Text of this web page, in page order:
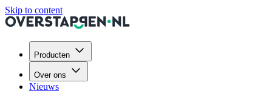
Skip to content
Producten
Over ons
Nieuws